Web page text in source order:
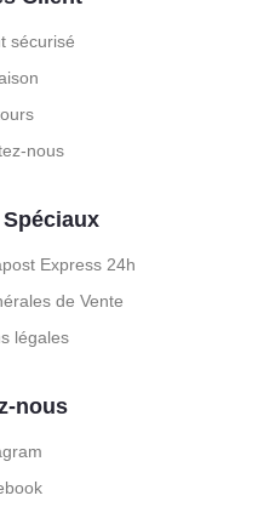
sécurisé
nous
Express 24h
de Vente
légales
nous